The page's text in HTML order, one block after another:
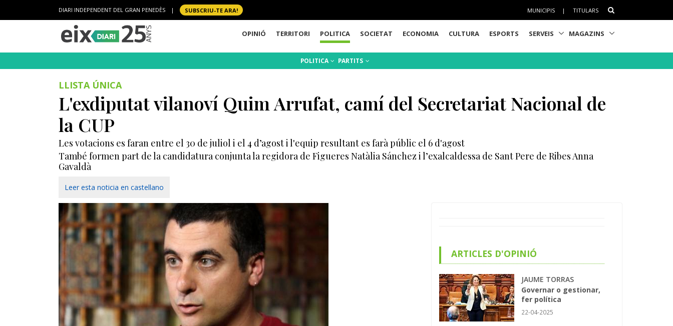
DIARI INDEPENDENT DEL GRAN PENEDÈS | SUBSCRIU-TE ARA! MUNICIPIS | TITULARS
OPINIÓ TERRITORI POLITICA SOCIETAT ECONOMIA CULTURA ESPORTS SERVEIS MAGAZINS
POLITICA PARTITS
LLISTA ÚNICA
L'exdiputat vilanoví Quim Arrufat, camí del Secretariat Nacional de
la CUP
Les votacions es faran entre el 30 de juliol i el 4 d’agost i l'equip resultant es farà públic el 6 d'agost
També formen part de la candidatura conjunta la regidora de Figueres Natàlia Sánchez i l’exalcaldessa de Sant Pere de Ribes Anna
Gavaldà
Leer esta noticia en castellano
ARTICLES D'OPINIÓ
JAUME TORRAS
Governar o gestionar,
fer política
22-04-2025